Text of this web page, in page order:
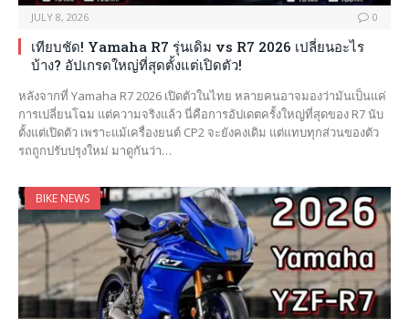
JULY 8, 2026 0
เทียบชัด! Yamaha R7 รุ่นเดิม vs R7 2026 เปลี่ยนอะไร
บ้าง? อัปเกรดใหญ่ที่สุดตั้งแต่เปิดตัว!
หลังจากที่ Yamaha R7 2026 เปิดตัวในไทย หลายคนอาจมองว่ามันเป็นแค่
การเปลี่ยนโฉม แต่ความจริงแล้ว นี่คือการอัปเดตครั้งใหญ่ที่สุดของ R7 นับ
ตั้งแต่เปิดตัว เพราะแม้เครื่องยนต์ CP2 จะยังคงเดิม แต่แทบทุกส่วนของตัว
รถถูกปรับปรุงใหม่ มาดูกันว่า…
BIKE NEWS